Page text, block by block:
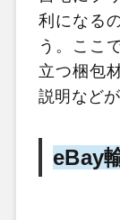
利になる
う。ここ
立つ梱包
説明など
eBay